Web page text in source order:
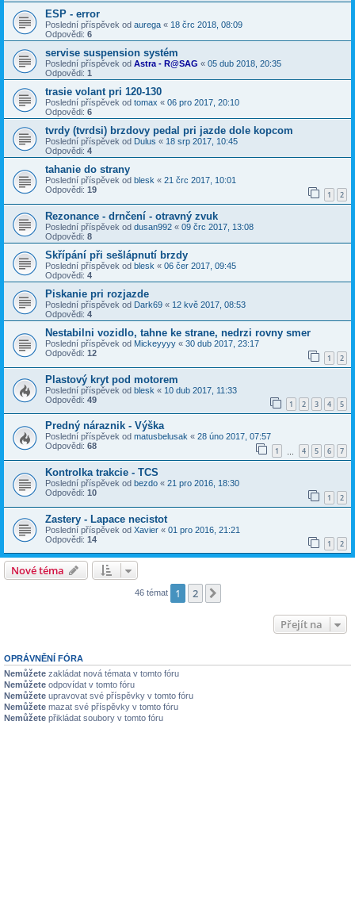
ESP - error
Poslední příspěvek od aurega « 18 črc 2018, 08:09
Odpovědi: 6
servise suspension systém
Poslední příspěvek od Astra - R@SAG « 05 dub 2018, 20:35
Odpovědi: 1
trasie volant pri 120-130
Poslední příspěvek od tomax « 06 pro 2017, 20:10
Odpovědi: 6
tvrdy (tvrdsi) brzdovy pedal pri jazde dole kopcom
Poslední příspěvek od Dulus « 18 srp 2017, 10:45
Odpovědi: 4
tahanie do strany
Poslední příspěvek od blesk « 21 črc 2017, 10:01
Odpovědi: 19 1 2
Rezonance - drnčení - otravný zvuk
Poslední příspěvek od dusan992 « 09 črc 2017, 13:08
Odpovědi: 8
Skřípání při sešlápnutí brzdy
Poslední příspěvek od blesk « 06 čer 2017, 09:45
Odpovědi: 4
Piskanie pri rozjazde
Poslední příspěvek od Dark69 « 12 kvě 2017, 08:53
Odpovědi: 4
Nestabilni vozidlo, tahne ke strane, nedrzi rovny smer
Poslední příspěvek od Mickeyyyy « 30 dub 2017, 23:17
Odpovědi: 12 1 2
Plastový kryt pod motorem
Poslední příspěvek od blesk « 10 dub 2017, 11:33
Odpovědi: 49 1 2 3 4 5
Predný náraznik - Výška
Poslední příspěvek od matusbelusak « 28 úno 2017, 07:57
Odpovědi: 68 1 4 5 6 7
Kontrolka trakcie - TCS
Poslední příspěvek od bezdo « 21 pro 2016, 18:30
Odpovědi: 10 1 2
Zastery - Lapace necistot
Poslední příspěvek od Xavier « 01 pro 2016, 21:21
Odpovědi: 14 1 2
Nové téma
46 témat 1 2
Přejít na
OPRÁVNĚNÍ FÓRA
Nemůžete zakládat nová témata v tomto fóru
Nemůžete odpovídat v tomto fóru
Nemůžete upravovat své příspěvky v tomto fóru
Nemůžete mazat své příspěvky v tomto fóru
Nemůžete přikládat soubory v tomto fóru